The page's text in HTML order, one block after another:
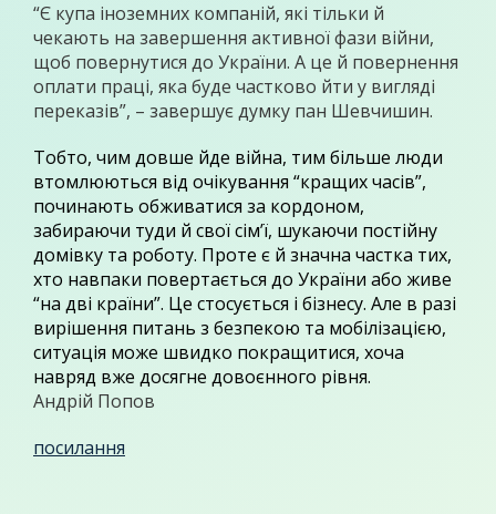
“Є купа іноземних компаній, які тільки й
чекають на завершення активної фази війни,
щоб повернутися до України. А це й повернення
оплати праці, яка буде частково йти у вигляді
переказів”, – завершує думку пан Шевчишин.
Тобто, чим довше йде війна, тим більше люди
втомлюються від очікування “кращих часів”,
починають обживатися за кордоном,
забираючи туди й свої сім’ї, шукаючи постійну
домівку та роботу. Проте є й значна частка тих,
хто навпаки повертається до України або живе
“на дві країни”. Це стосується і бізнесу. Але в разі
вирішення питань з безпекою та мобілізацією,
ситуація може швидко покращитися, хоча
навряд вже досягне довоєнного рівня.
Андрій Попов
посилання